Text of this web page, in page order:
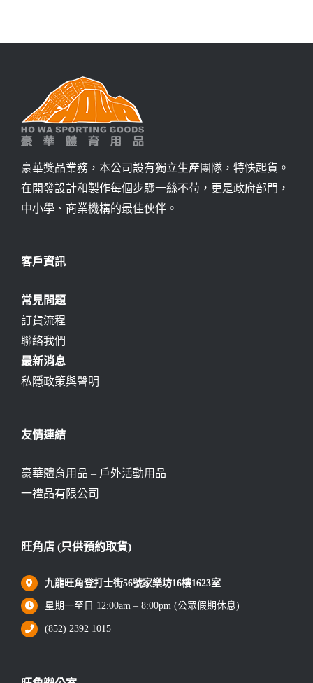
豪華獎品業務，本公司設有獨立生產團隊，特快起貨。
在開發設計和製作每個步驟一絲不苟，更是政府部門，
中小學、商業機構的最佳伙伴。
客戶資訊
常見問題
訂貨流程
聯絡我們
最新消息
私隱政策與聲明
友情連結
豪華體育用品 – 戶外活動用品
一禮品有限公司
旺角店 (只供預約取貨)
九龍旺角登打士街56號家樂坊16樓1623室
星期一至日 12:00am – 8:00pm (公眾假期休息)
(852) 2392 1015